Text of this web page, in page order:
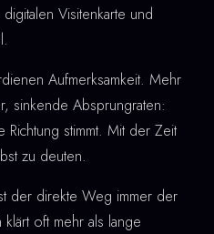
Visitenkarte und
Aufmerksamkeit. Mehr
sinkende Absprungraten:
stimmt. Mit der Zeit
zu deuten.
der direkte Weg immer der
oft mehr als lange